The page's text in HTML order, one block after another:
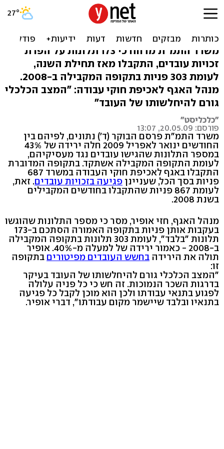
בעקבות גל הפיטורים: עובדים
פוחדים להתלונן
משרד התמ"ת מדווח כי 173 תלונות על הפרת
זכויות עובדים, התקבלו מאז תחילת השנה,
לעומת 303 פניות בתקופה המקבילה ב-2008.
מנהל האגף לאכיפת חוקי עבודה: "המצב הכלכלי
גורם להיחלשותו של העובד"
"כלכליסט"
פורסם: 20.05.09, 13:07
משרד התמ"ת פרסם הבוקר (ד') נתונים, לפיהם בין
החודשים ינואר לאפריל 2009 חלה ירידה של 43%
במספר התלונות שהגישו עובדים נגד מעסיקיהם,
לעומת התקופה המקבילה אשתקד. בתקופה המדוברת
התקבלו באגף לאכיפת חוקי העבודה במשרד 687
פניות בסך הכל, שעניינן פגיעה בזכויות עובדים. זאת,
לעומת 867 פניות שהתקבלו בחודשים המקבילים
בשנת 2008.
מנהל האגף, חזי אופיר, מסר כי מספר התלונות שהוגשו
בעקבות אותן פניות בתקופה האמורה הסתכם ב-173
תלונות "בלבד", לעומת 303 תלונות בתקופה המקבילה
ב-2008 - כאמור ירידה של למעלה מ-40%. אופיר
תולה את הירידה בחשש העובדים מפיטורים בתקופה
זו:
"המצב הכלכלי גורם להיחלשותו של העובד בעיקר
בדרגות השכר הנמוכות. זה חש כי כל פניה עלולה
לפגוע בתנאי עבודתו ולכן הוא מוכן לקבל כל פגיעה
בתנאיו ובלבד שיישמר מקום עבודתו", דברי אופיר.